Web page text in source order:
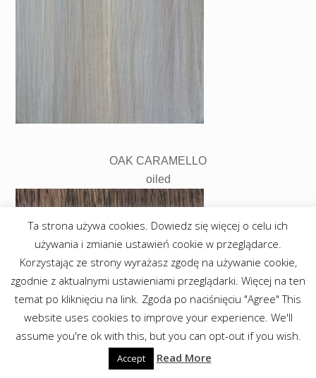
OAK CARAMELLO
oiled
Ta strona używa cookies. Dowiedz się więcej o celu ich
używania i zmianie ustawień cookie w przeglądarce.
Korzystając ze strony wyrażasz zgodę na używanie cookie,
zgodnie z aktualnymi ustawieniami przeglądarki. Więcej na ten
temat po kliknięciu na link. Zgoda po naciśnięciu "Agree" This
website uses cookies to improve your experience. We'll
assume you're ok with this, but you can opt-out if you wish.
Accept Read More